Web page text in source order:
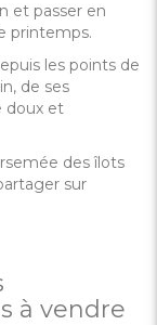
et passer en
printemps.
les points de
de ses
doux et
des îlots
sur
à vendre